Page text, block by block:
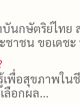
นกษัตริย์ไทย
ชาชน ขอเดช
พื่อสุขภาพใน
ลือกผล...